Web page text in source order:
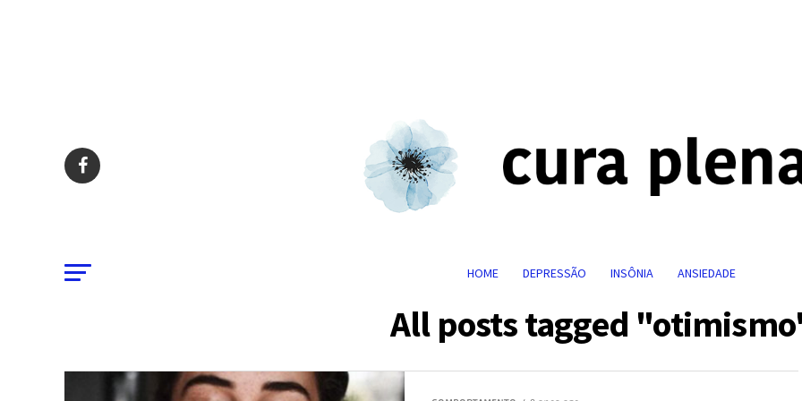
HOME DEPRESSÃO INSÔNIA ANSIEDADE
All posts tagged